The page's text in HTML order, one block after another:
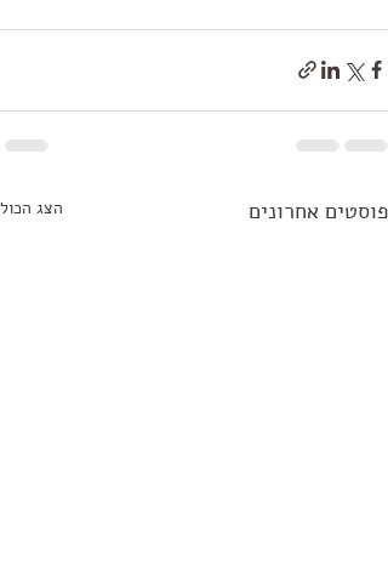
פוסטים אחרונים הצג הכול